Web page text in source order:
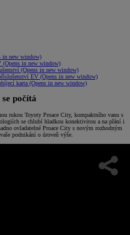
in new window)
(Opens in new window)
(Opens in new window)
EV (Opens in new window)
karta (Opens in new window)
počítá
rukou Toyoty Proace City, kompaktního vanu s
se chlubí hladkou konektivitou a na přání i
ovladatelné Proace City s novým rozhodným
podnikání o úroveň výše.